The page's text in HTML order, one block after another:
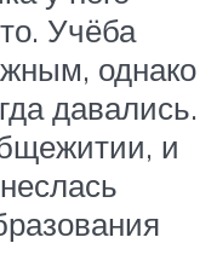
Учёба
однако
давались.
и